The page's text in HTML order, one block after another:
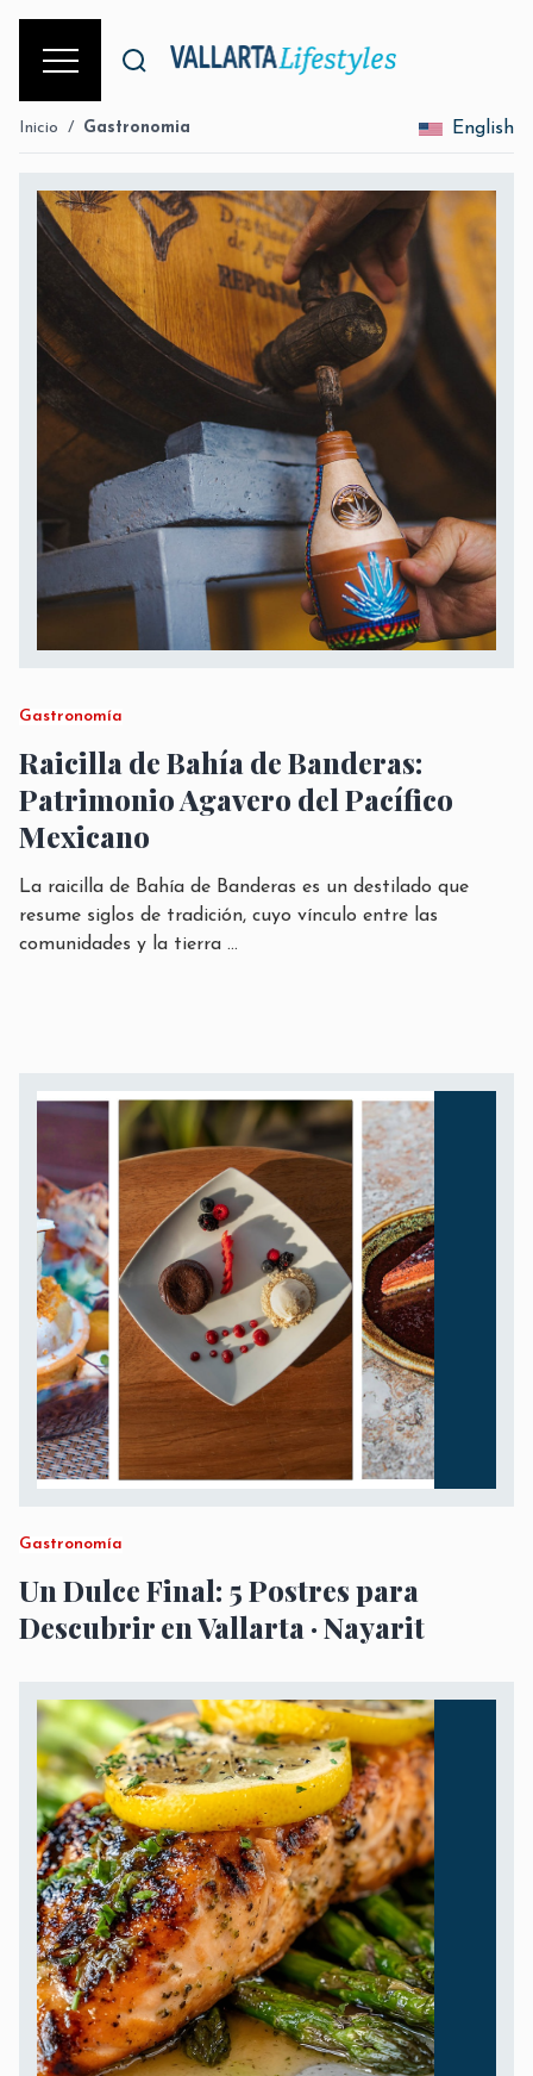
Inicio / Gastronomia English
Gastronomía
Raicilla de Bahía de Banderas:
Patrimonio Agavero del Pacífico
Mexicano
La raicilla de Bahía de Banderas es un destilado que
resume siglos de tradición, cuyo vínculo entre las
comunidades y la tierra ...
Gastronomía
Un Dulce Final: 5 Postres para
Descubrir en Vallarta · Nayarit